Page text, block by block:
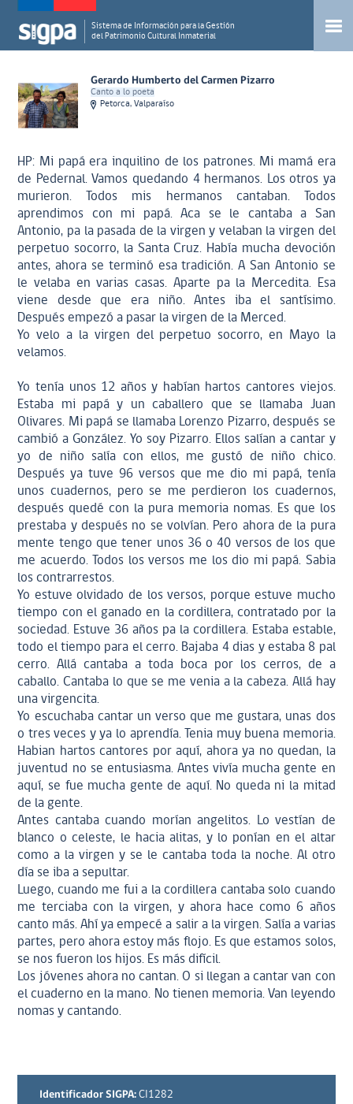
Sistema de Información para la Gestión
del Patrimonio Cultural Inmaterial
Gerardo Humberto del Carmen Pizarro
Canto a lo poeta
Petorca, Valparaíso
HP: Mi papá era inquilino de los patrones. Mi mamá era
de Pedernal. Vamos quedando 4 hermanos. Los otros ya
murieron. Todos mis hermanos cantaban. Todos
aprendimos con mi papá. Aca se le cantaba a San
Antonio, pa la pasada de la virgen y velaban la virgen del
perpetuo socorro, la Santa Cruz. Había mucha devoción
antes, ahora se terminó esa tradición. A San Antonio se
le velaba en varias casas. Aparte pa la Mercedita. Esa
viene desde que era niño. Antes iba el santísimo.
Después empezó a pasar la virgen de la Merced.
Yo velo a la virgen del perpetuo socorro, en Mayo la
velamos.
Yo tenía unos 12 años y habían hartos cantores viejos.
Estaba mi papá y un caballero que se llamaba Juan
Olivares. Mi papá se llamaba Lorenzo Pizarro, después se
cambió a González. Yo soy Pizarro. Ellos salían a cantar y
yo de niño salía con ellos, me gustó de niño chico.
Después ya tuve 96 versos que me dio mi papá, tenía
unos cuadernos, pero se me perdieron los cuadernos,
después quedé con la pura memoria nomas. Es que los
prestaba y después no se volvían. Pero ahora de la pura
mente tengo que tener unos 36 o 40 versos de los que
me acuerdo. Todos los versos me los dio mi papá. Sabia
los contrarrestos.
Yo estuve olvidado de los versos, porque estuve mucho
tiempo con el ganado en la cordillera, contratado por la
sociedad. Estuve 36 años pa la cordillera. Estaba estable,
todo el tiempo para el cerro. Bajaba 4 dias y estaba 8 pal
cerro. Allá cantaba a toda boca por los cerros, de a
caballo. Cantaba lo que se me venia a la cabeza. Allá hay
una virgencita.
Yo escuchaba cantar un verso que me gustara, unas dos
o tres veces y ya lo aprendía. Tenia muy buena memoria.
Habian hartos cantores por aquí, ahora ya no quedan, la
juventud no se entusiasma. Antes vivía mucha gente en
aquí, se fue mucha gente de aquí. No queda ni la mitad
de la gente.
Antes cantaba cuando morían angelitos. Lo vestían de
blanco o celeste, le hacia alitas, y lo ponían en el altar
como a la virgen y se le cantaba toda la noche. Al otro
día se iba a sepultar.
Luego, cuando me fui a la cordillera cantaba solo cuando
me terciaba con la virgen, y ahora hace como 6 años
canto más. Ahí ya empecé a salir a la virgen. Salía a varias
partes, pero ahora estoy más flojo. Es que estamos solos,
se nos fueron los hijos. Es más difícil.
Los jóvenes ahora no cantan. O si llegan a cantar van con
el cuaderno en la mano. No tienen memoria. Van leyendo
nomas y cantando.
Identificador SIGPA: CI1282